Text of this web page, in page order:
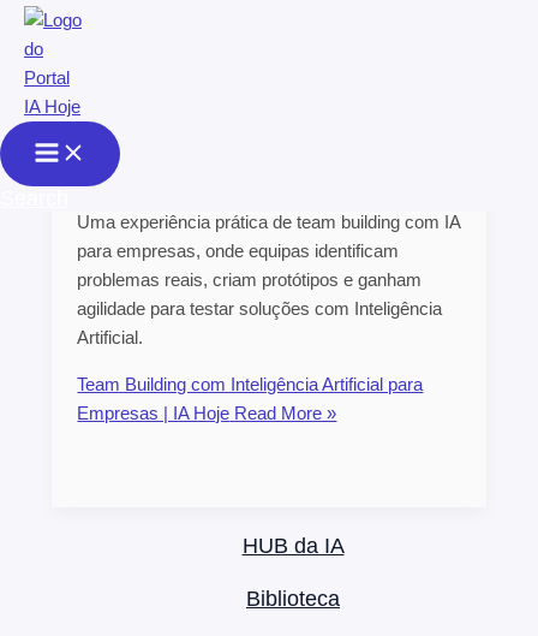
Skip to content
Team Building com
Inteligência Artificial
para Empresas | IA Hoje
Uma experiência prática de team building com IA
para empresas, onde equipas identificam
problemas reais, criam protótipos e ganham
agilidade para testar soluções com Inteligência
Artificial.
Team Building com Inteligência Artificial para
Empresas | IA Hoje Read More »
HUB da IA
Biblioteca